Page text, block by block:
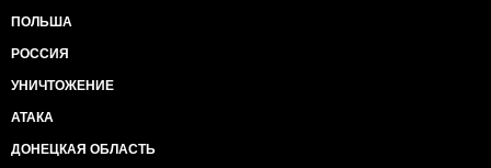
ПОЛЬША
РОССИЯ
УНИЧТОЖЕНИЕ
АТАКА
ДОНЕЦКАЯ ОБЛАСТЬ